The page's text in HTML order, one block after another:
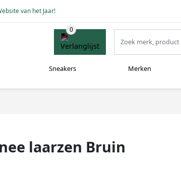
van het Jaar!
Sneakers Merken
laarzen Bruin